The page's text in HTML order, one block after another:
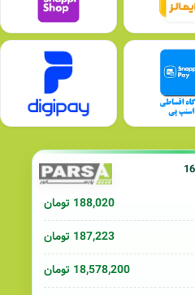
188,020 تومان
187,223 تومان
18,578,200 تومان